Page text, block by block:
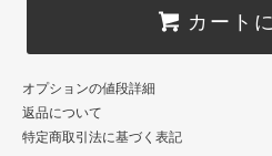
カート
オプションの値段詳細
返品について
特定商取引法に基づく表記